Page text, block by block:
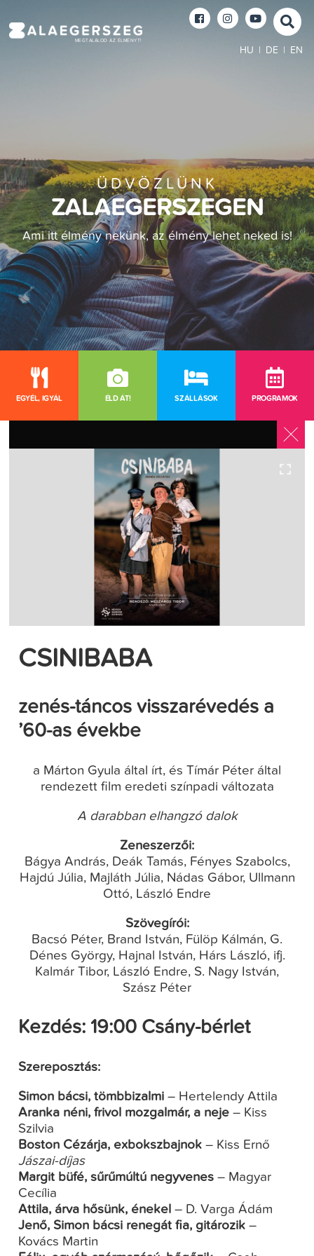
MEGTALÁLOD AZ ÉLMÉNYT!
HU DE EN
ÜDVÖZLÜNK
ZALAEGERSZEGEN
Ami itt élmény nekünk, az élmény lehet neked is!
EGYÉL, IGYÁL ÉLD ÁT! SZÁLLÁSOK PROGRAMOK
CSINIBABA
zenés-táncos visszarévedés a
’60-as évekbe
a Márton Gyula által írt, és Tímár Péter által
rendezett film eredeti színpadi változata
A darabban elhangzó dalok
Zeneszerzői:
Bágya András, Deák Tamás, Fényes Szabolcs,
Hajdú Júlia, Majláth Júlia, Nádas Gábor, Ullmann
Ottó, László Endre
Szövegírói:
Bacsó Péter, Brand István, Fülöp Kálmán, G.
Dénes György, Hajnal István, Hárs László, ifj.
Kalmár Tibor, László Endre, S. Nagy István,
Szász Péter
Kezdés: 19:00 Csány-bérlet
Szereposztás:
Simon bácsi, tömbbizalmi – Hertelendy Attila
Aranka néni, frivol mozgalmár, a neje – Kiss
Szilvia
Boston Cézárja, exbokszbajnok – Kiss Ernő
Jászai-díjas
Margit büfé, sűrűmúltú negyvenes – Magyar
Cecília
Attila, árva hősünk, énekel – D. Varga Ádám
Jenő, Simon bácsi renegát fia, gitározik –
Kovács Martin